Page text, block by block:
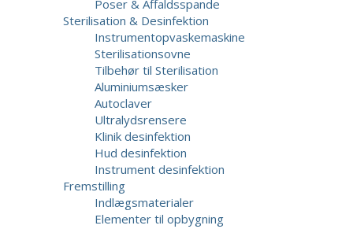
Poser & Affaldsspande
Sterilisation & Desinfektion
Instrumentopvaskemaskine
Sterilisationsovne
Tilbehør til Sterilisation
Aluminiumsæsker
Autoclaver
Ultralydsrensere
Klinik desinfektion
Hud desinfektion
Instrument desinfektion
Fremstilling
Indlægsmaterialer
Elementer til opbygning